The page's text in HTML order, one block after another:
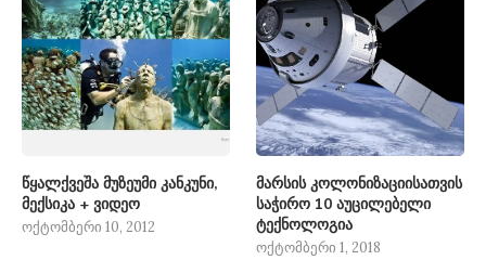
წყალქვეშა მუზეუმი კანკუნი,
მექსიკა + ვიდეო
ოქტომბერი 10, 2012
მარსის კოლონიზაციისათვის
საჭირო 10 აუცილებელი
ტექნოლოგია
ოქტომბერი 1, 2018